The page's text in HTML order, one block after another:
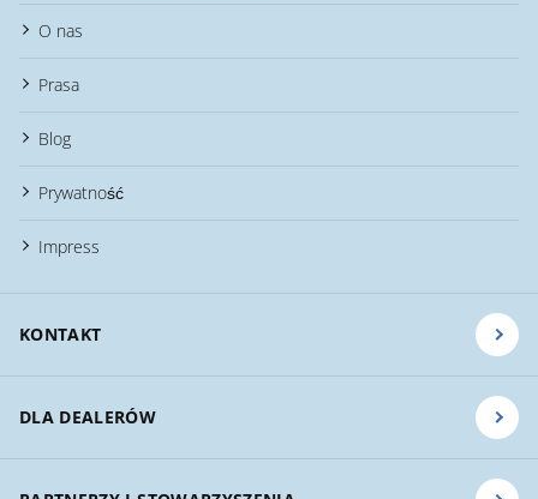
O nas
Prasa
Blog
Prywatność
Impress
KONTAKT
DLA DEALERÓW